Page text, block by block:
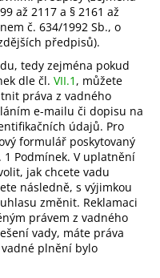
až 2117 a § 2161 až
č. 634/1992 Sb., o
předpisů).
tedy zejména pokud
dle čl. VII.1 , můžete
práva z vadného
e-mailu či dopisu na
údajů. Pro
formulář poskytovaný
Podmínek. V uplatnění
jak chcete vadu
následně, s výjimkou
změnit. Reklamaci
právem z vadného
vady, máte práva
plnění bylo